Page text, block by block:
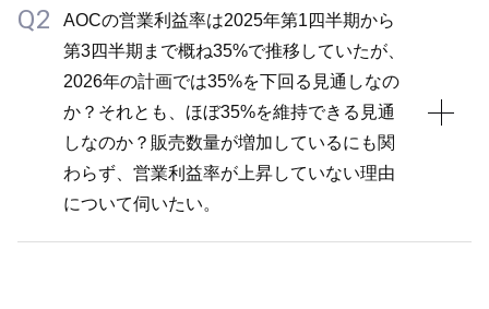
（WACC）は理論的には存在するものの非常に低く
かったことから、EPSに重点を置いていました。し
かし、2024年以降はこの点を修正しています。 基本
的な戦略は現時点で大きく変更する予定はありません
が、仮に日本の金利が5%まで上昇した場合は見直し
を検討します。現在の金利水準であればまだまだ価値
創造が可能と考えています。現在の株価を安いと評価
おらず、必要に応じて検討したとしても、あくまで負
債調達の範囲となります。株式発行については、発行
自体の可能性を否定しませんが、現在のような低い株
価水準ではなるべく発行しない方針です。
今後、仮に金利が3%や5%に上昇した場合は、リスク
感応度をより高めて慎重に判断していく必要がありま
す。基本戦略やM&Aの規模感に大きな変更はありま
A1
中国の不動産政策の変更や景気刺激策がどの程度塗料
需要に結び付くかについては、これまでもさまざまな
議論がありましたが、当社の現時点の想定は厳しい状
況が続くと見通しています。これらの政策が奏功する
場合には、上振れ要因になると想定していますので、
成長余地はあると考えています。
AOCについても、金利の動向やFRB議長の交代、イ
Q2
AOCの営業利益率は2025年第1四半期から
第3四半期まで概ね35%で推移していたが、
2026年の計画では35%を下回る見通しなの
か？それとも、ほぼ35%を維持できる見通
しなのか？販売数量が増加しているにも関
わらず、営業利益率が上昇していない理由
について伺いたい。